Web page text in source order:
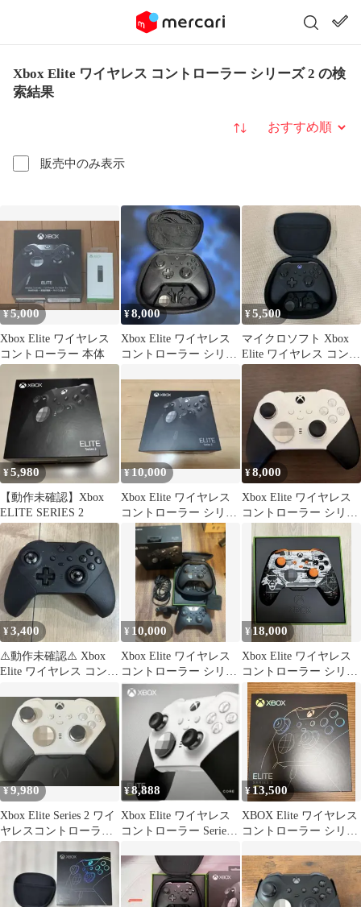
Xbox Elite ワイヤレス コントローラー シリーズ 2 の検
索結果
販売中のみ表示
並び替え
¥5,000
Xbox Elite ワイヤレス
コントローラー 本体
¥8,000
Xbox Elite ワイヤレス
コントローラー シリー
¥5,500
マイクロソフト Xbox
Elite ワイヤレス コント
ローラー シリーズ 2
¥5,980
⁠【動作未確認】Xbox
ELITE SERIES 2
¥10,000
Xbox Elite ワイヤレス
コントローラー シリー
ズ 2
¥8,000
Xbox Elite ワイヤレス
コントローラー シリー
¥3,400
⚠️動作未確認⚠️ Xbox
Elite ワイヤレス コント
¥ 10,000
Xbox Elite ワイヤレス
コントローラー シリー
ズ 2 2個
¥ 18,000
Xbox Elite ワイヤレス
コントローラー シリー
ズ2
¥9,980
Xbox Elite Series 2 ワイ
ヤレスコントローラー
Coreホワイト
¥8,888
Xbox Elite ワイヤレス
コントローラー Series 2
¥ 13,500
XBOX Elite ワイヤレス
コントローラー シリー